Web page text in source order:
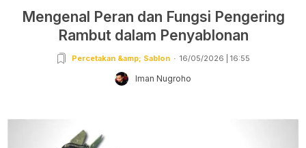
Mengenal Peran dan Fungsi Pengering
Rambut dalam Penyablonan
Percetakan &amp; Sablon 16/05/2026 | 16:55
Iman Nugroho